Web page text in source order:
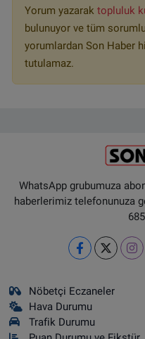
Yorum yazarak topluluk
bulunuyor ve tüm
yorumlardan Son Haber
tutulamaz.
WhatsApp grubumuza
haberlerimiz telefonunuza
Nöbetçi Eczaneler
Hava Durumu
Trafik Durumu